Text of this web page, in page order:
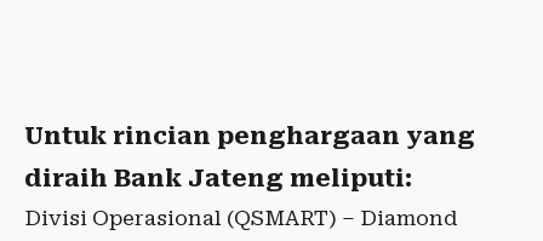
Untuk rincian penghargaan yang
diraih Bank Jateng meliputi:
Divisi Operasional (QSMART) – Diamond